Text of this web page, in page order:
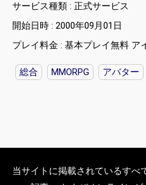
サービス種類 : 正式サービス
開始日時 : 2000年09月01日
プレイ料金 : 基本プレイ無料 ア
総合 MMORPG アバター
当サイトに掲載されているすべ